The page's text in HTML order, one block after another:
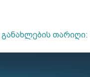
თარიღი: